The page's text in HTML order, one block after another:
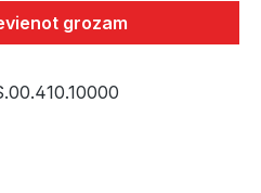
desired amount
grozam